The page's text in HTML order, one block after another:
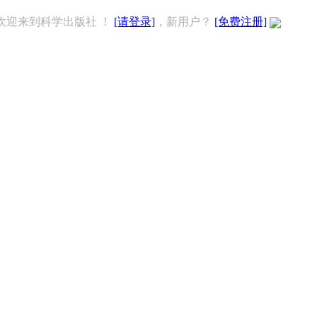
迎来到科学出版社 ！ [请登录] ，新用户？ [免费注册]